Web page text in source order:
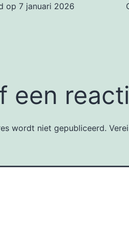
op 7 januari 2026
een
wordt niet gepubliceerd.